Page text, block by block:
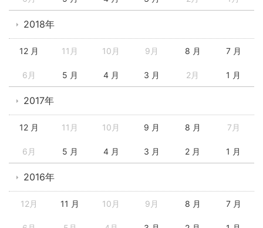
2018年
12 月 11月 10月 9月 8 月 7 月
6月 5 月 4 月 3 月 2月 1 月
2017年
12 月 11月 10月 9 月 8 月 7月
6月 5 月 4 月 3 月 2 月 1 月
2016年
12月 11 月 10月 9月 8 月 7 月